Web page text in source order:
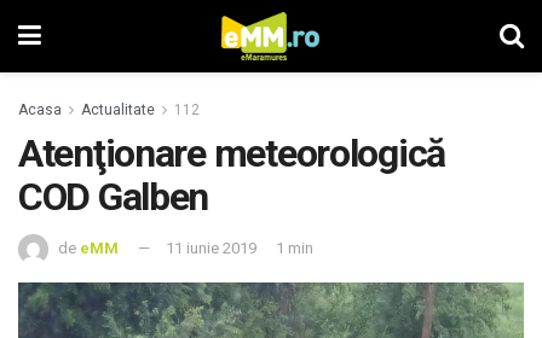
Acasa Actualitate 112
Atenţionare meteorologică
COD Galben
de eMM 11 iunie 2019 1 min